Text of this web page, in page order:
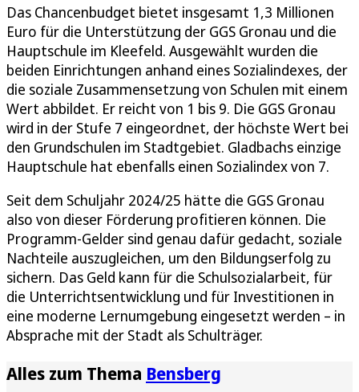
Das Chancenbudget bietet insgesamt 1,3 Millionen
Euro für die Unterstützung der GGS Gronau und die
Hauptschule im Kleefeld. Ausgewählt wurden die
beiden Einrichtungen anhand eines Sozialindexes, der
die soziale Zusammensetzung von Schulen mit einem
Wert abbildet. Er reicht von 1 bis 9. Die GGS Gronau
wird in der Stufe 7 eingeordnet, der höchste Wert bei
den Grundschulen im Stadtgebiet. Gladbachs einzige
Hauptschule hat ebenfalls einen Sozialindex von 7.
Seit dem Schuljahr 2024/25 hätte die GGS Gronau
also von dieser Förderung profitieren können. Die
Programm-Gelder sind genau dafür gedacht, soziale
Nachteile auszugleichen, um den Bildungserfolg zu
sichern. Das Geld kann für die Schulsozialarbeit, für
die Unterrichtsentwicklung und für Investitionen in
eine moderne Lernumgebung eingesetzt werden – in
Absprache mit der Stadt als Schulträger.
Alles zum Thema Bensberg